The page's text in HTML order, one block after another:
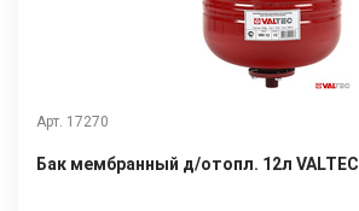
Арт. 17270
Бак мембранный д/отопл. 12л VALTEC